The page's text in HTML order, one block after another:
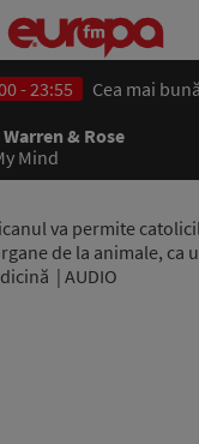
- 23:55
Cea mai
& Rose
Mind
va permite
de la animale, ca
| AUDIO